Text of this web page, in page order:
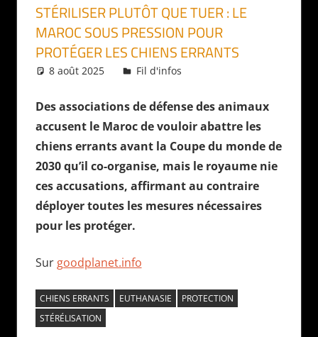
STÉRILISER PLUTÔT QUE TUER : LE
MAROC SOUS PRESSION POUR
PROTÉGER LES CHIENS ERRANTS
8 août 2025 Daniel
Fil d'infos
Des associations de défense des animaux
accusent le Maroc de vouloir abattre les
chiens errants avant la Coupe du monde de
2030 qu’il co-organise, mais le royaume nie
ces accusations, affirmant au contraire
déployer toutes les mesures nécessaires
pour les protéger.
Sur goodplanet.info
CHIENS ERRANTS EUTHANASIE
PROTECTION
STÉRÉLISATION